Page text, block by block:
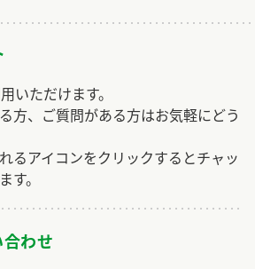
いただけます。
方、ご質問がある方はお気軽にどう
るアイコンをクリックするとチャッ
す。
わせ